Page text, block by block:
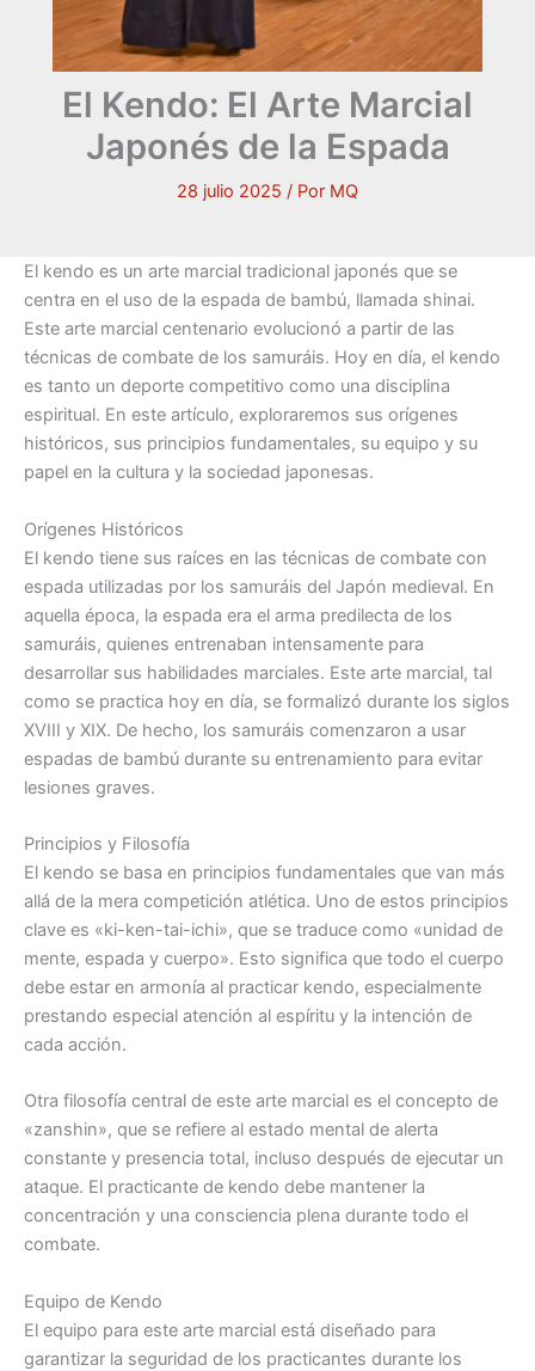
El Kendo: El Arte Marcial
Japonés de la Espada
28 julio 2025 / Por MQ
El kendo es un arte marcial tradicional japonés que se
centra en el uso de la espada de bambú, llamada shinai.
Este arte marcial centenario evolucionó a partir de las
técnicas de combate de los samuráis. Hoy en día, el kendo
es tanto un deporte competitivo como una disciplina
espiritual. En este artículo, exploraremos sus orígenes
históricos, sus principios fundamentales, su equipo y su
papel en la cultura y la sociedad japonesas.
Orígenes Históricos
El kendo tiene sus raíces en las técnicas de combate con
espada utilizadas por los samuráis del Japón medieval. En
aquella época, la espada era el arma predilecta de los
samuráis, quienes entrenaban intensamente para
desarrollar sus habilidades marciales. Este arte marcial, tal
como se practica hoy en día, se formalizó durante los siglos
XVIII y XIX. De hecho, los samuráis comenzaron a usar
espadas de bambú durante su entrenamiento para evitar
lesiones graves.
Principios y Filosofía
El kendo se basa en principios fundamentales que van más
allá de la mera competición atlética. Uno de estos principios
clave es «ki-ken-tai-ichi», que se traduce como «unidad de
mente, espada y cuerpo». Esto significa que todo el cuerpo
debe estar en armonía al practicar kendo, especialmente
prestando especial atención al espíritu y la intención de
cada acción.
Otra filosofía central de este arte marcial es el concepto de
«zanshin», que se refiere al estado mental de alerta
constante y presencia total, incluso después de ejecutar un
ataque. El practicante de kendo debe mantener la
concentración y una consciencia plena durante todo el
combate.
Equipo de Kendo
El equipo para este arte marcial está diseñado para
garantizar la seguridad de los practicantes durante los